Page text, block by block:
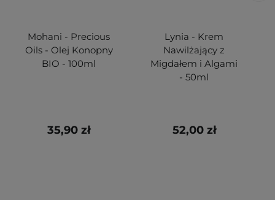
Mohani - Precious
Oils - Olej Konopny
BIO - 100ml
35,90 zł
Lynia - Krem
Nawilżający z
Migdałem i Algami
- 50ml
52,00 zł